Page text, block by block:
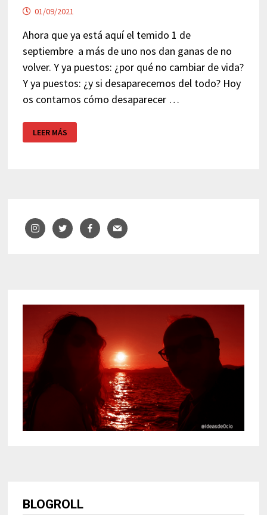
01/09/2021
Ahora que ya está aquí el temido 1 de
septiembre a más de uno nos dan ganas de no
volver. Y ya puestos: ¿por qué no cambiar de vida?
Y ya puestos: ¿y si desaparecemos del todo? Hoy
os contamos cómo desaparecer …
DESAPARECER
SIN
LEER MÁS
BLOGROLL